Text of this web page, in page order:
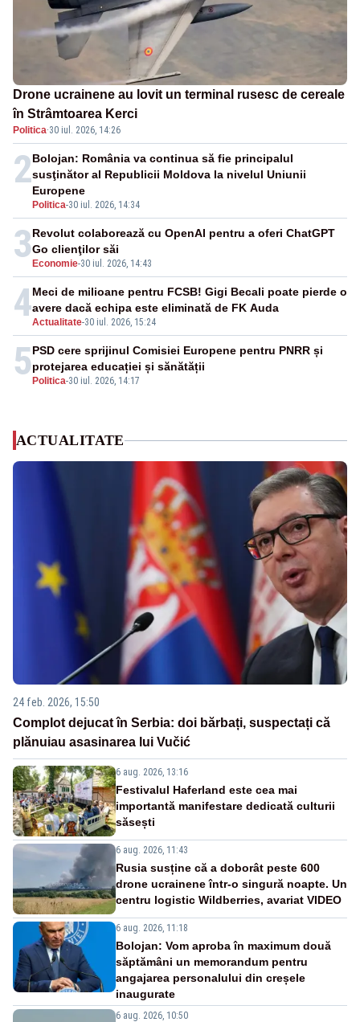
Drone ucrainene au lovit un terminal rusesc de cereale
în Strâmtoarea Kerci
Politica·30 iul. 2026, 14:26
2
Politica-30 iul. 2026, 14:34
Bolojan: România va continua să fie principalul
susţinător al Republicii Moldova la nivelul Uniunii
Europene
3 Economie-30 iul. 2026, 14:43
Revolut colaborează cu OpenAI pentru a oferi ChatGPT
Go clienţilor săi
4Actualitate-30 iul. 2026, 15:24
Meci de milioane pentru FCSB! Gigi Becali poate pierde o
avere dacă echipa este eliminată de FK Auda
5 Politica-30 iul. 2026, 14:17
PSD cere sprijinul Comisiei Europene pentru PNRR și
protejarea educației și sănătății
ACTUALITATE
24 feb. 2026, 15:50
Complot dejucat în Serbia: doi bărbați, suspectați că
plănuiau asasinarea lui Vučić
6 aug. 2026, 13:16
Festivalul Haferland este cea mai
importantă manifestare dedicată culturii
săsești
6 aug. 2026, 11:43
Rusia susține că a doborât peste 600
drone ucrainene într-o singură noapte. Un
centru logistic Wildberries, avariat VIDEO
6 aug. 2026, 11:18
Bolojan: Vom aproba în maximum două
săptămâni un memorandum pentru
angajarea personalului din creșele
inaugurate
6 aug. 2026, 10:50